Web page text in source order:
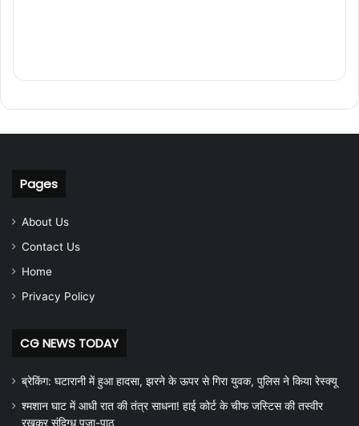
Pages
About Us
Contact Us
Home
Privacy Policy
CG NEWS TODAY
ब्रेकिंग: घटारानी में हुआ हादसा, झरने के ऊपर से गिरा युवक, पुलिस ने किया रेस्क्यू
श्मशान घाट में आधी रात की तंत्र साधना! हाई कोर्ट के चीफ जस्टिस की तस्वीर
रखकर संदिग्ध पूजा-पाठ